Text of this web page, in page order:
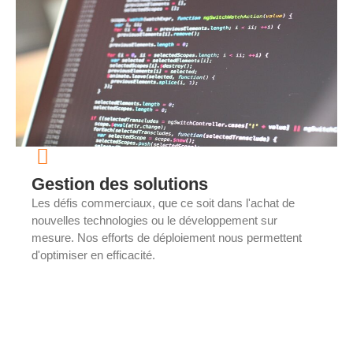
Gestion des solutions
Les défis commerciaux, que ce soit dans l'achat de
nouvelles technologies ou le développement sur
mesure. Nos efforts de déploiement nous permettent
d'optimiser en efficacité.